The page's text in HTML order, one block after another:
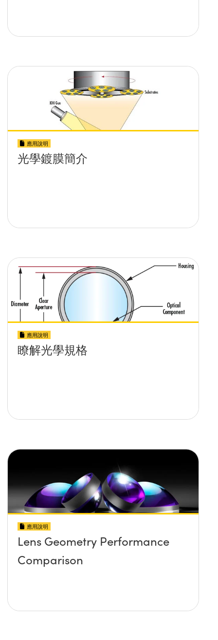
應用說明
光學鍍膜簡介
應用說明
瞭解光學規格
應用說明
Lens Geometry Performance
Comparison